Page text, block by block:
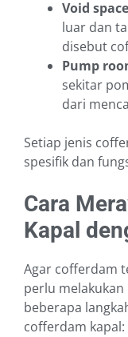
Void space
luar dan
disebut
Pump
sekitar
dari
Setiap jenis
spesifik dan
Cara
Kapal
Agar cofferdam
perlu
beberapa
cofferdam kapal: